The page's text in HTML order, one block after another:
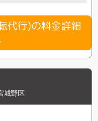
代行)の料金詳細
城野区